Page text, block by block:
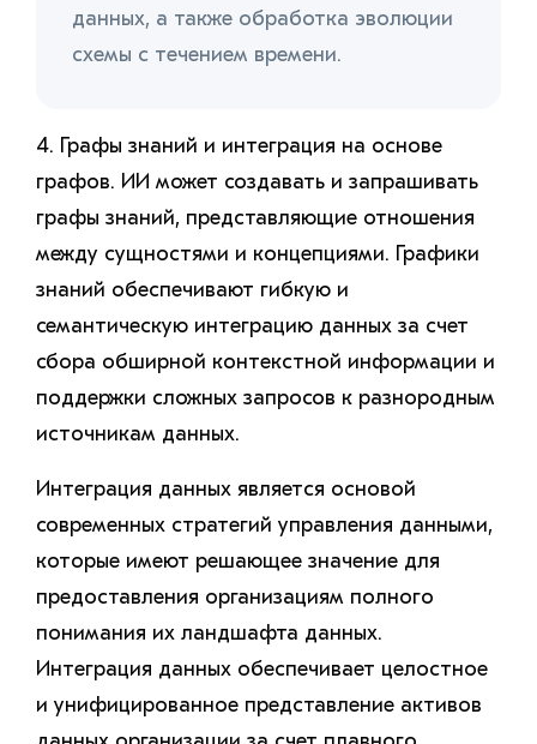
данных, а также обработка эволюции
схемы с течением времени.
4. Графы знаний и интеграция на основе
графов. ИИ может создавать и запрашивать
графы знаний, представляющие отношения
между сущностями и концепциями. Графики
знаний обеспечивают гибкую и
семантическую интеграцию данных за счет
сбора обширной контекстной информации и
поддержки сложных запросов к разнородным
источникам данных.
Интеграция данных является основой
современных стратегий управления данными,
которые имеют решающее значение для
предоставления организациям полного
понимания их ландшафта данных.
Интеграция данных обеспечивает целостное
и унифицированное представление активов